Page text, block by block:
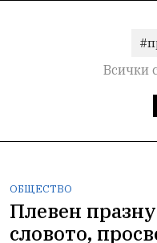
Всички
ОБЩЕСТВО
Плевен
словото,